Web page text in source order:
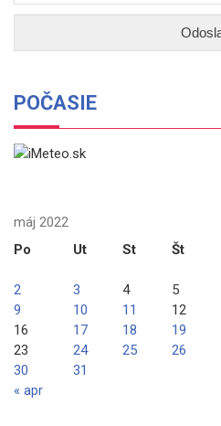
POČASIE
máj 2022
Po
Ut St Št
« apr
2
3 4 5
9
10 11 12
16
17 18 19
23
24 25 26
30
31